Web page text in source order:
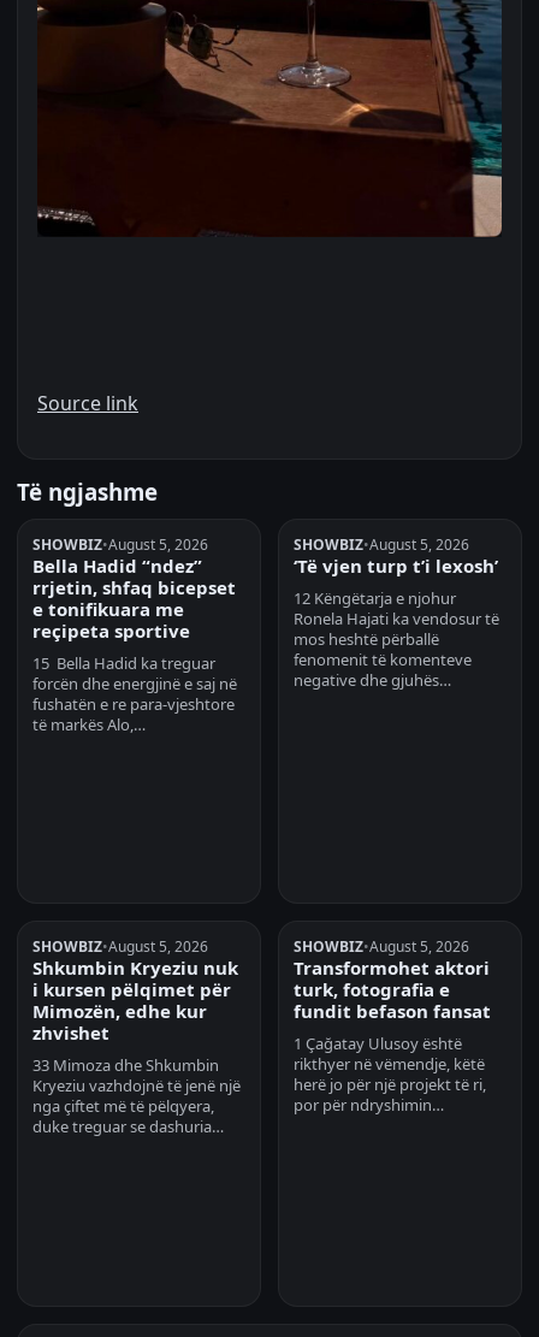
Source link
Të ngjashme
SHOWBIZ•August 5, 2026
Bella Hadid “ndez”
rrjetin, shfaq bicepset
e tonifikuara me
reçipeta sportive
15 Bella Hadid ka treguar
forcën dhe energjinë e saj në
fushatën e re para-vjeshtore
të markës Alo,…
SHOWBIZ•August 5, 2026
‘Të vjen turp t’i lexosh’
12 Këngëtarja e njohur
Ronela Hajati ka vendosur të
mos heshtë përballë
fenomenit të komenteve
negative dhe gjuhës…
SHOWBIZ•August 5, 2026
Shkumbin Kryeziu nuk
i kursen pëlqimet për
Mimozën, edhe kur
zhvishet
33 Mimoza dhe Shkumbin
Kryeziu vazhdojnë të jenë një
nga çiftet më të pëlqyera,
duke treguar se dashuria…
SHOWBIZ•August 5, 2026
Transformohet aktori
turk, fotografia e
fundit befason fansat
1 Çağatay Ulusoy është
rikthyer në vëmendje, këtë
herë jo për një projekt të ri,
por për ndryshimin…